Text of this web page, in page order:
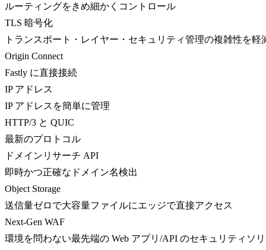
ルーティングをきめ細かくコントロール
TLS 暗号化
トランスポート・レイヤー・セキュリティ管理の複雑性を軽
Origin Connect
Fastly に直接接続
IP アドレス
IP アドレスを簡単に管理
HTTP/3 と QUIC
最新のプロトコル
ドメインリサーチ API
即時かつ正確なドメイン名検出
Object Storage
送信量ゼロで大容量ファイルにエッジで直接アクセス
Next-Gen WAF
環境を問わない最先端の Web アプリ/API のセキュリティソ